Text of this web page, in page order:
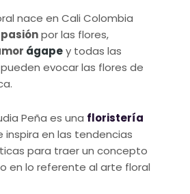
nace en Cali Colombia
por las flores,
ágapey todas las
evocar las flores de
Peña es una floristería
inspira en las tendencias
para traer un concepto
en lo referente al arte floral